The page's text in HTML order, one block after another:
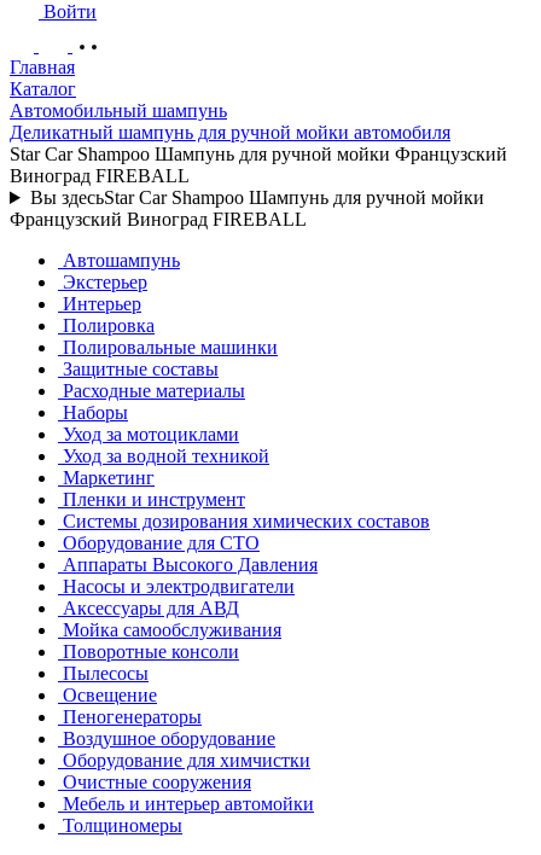
Войти
Главная
Каталог
Автомобильный шампунь
Деликатный шампунь для ручной мойки автомобиля
Star Car Shampoo Шампунь для ручной мойки Французский
Виноград FIREBALL
Вы здесьStar Car Shampoo Шампунь для ручной мойки
Французский Виноград FIREBALL
Автошампунь
Экстерьер
Интерьер
Полировка
Полировальные машинки
Защитные составы
Расходные материалы
Наборы
Уход за мотоциклами
Уход за водной техникой
Маркетинг
Пленки и инструмент
Системы дозирования химических составов
Оборудование для СТО
Аппараты Высокого Давления
Насосы и электродвигатели
Аксессуары для АВД
Мойка самообслуживания
Поворотные консоли
Пылесосы
Освещение
Пеногенераторы
Воздушное оборудование
Оборудование для химчистки
Очистные сооружения
Мебель и интерьер автомойки
Толщиномеры